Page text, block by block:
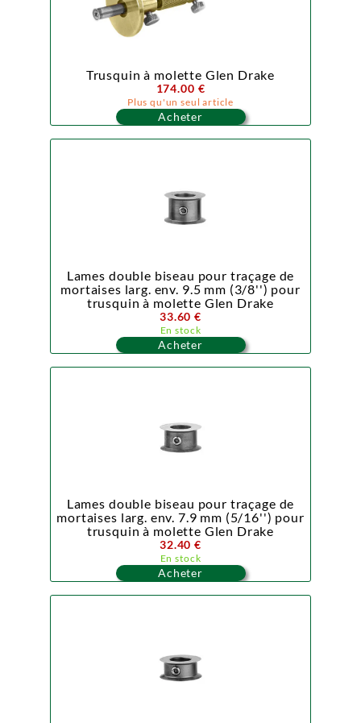
Trusquin à molette Glen Drake
174.00 €
Plus qu'un seul article
Acheter
Lames double biseau pour traçage de
mortaises larg. env. 9.5 mm (3/8'') pour
trusquin à molette Glen Drake
33.60 €
En stock
Acheter
Lames double biseau pour traçage de
mortaises larg. env. 7.9 mm (5/16'') pour
trusquin à molette Glen Drake
32.40 €
En stock
Acheter